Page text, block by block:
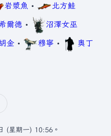
岩漿魚 • 北方鮭
爾德 • 沼澤女巫
金 • 穆寧 • 奧丁
(星期一) 10:56。